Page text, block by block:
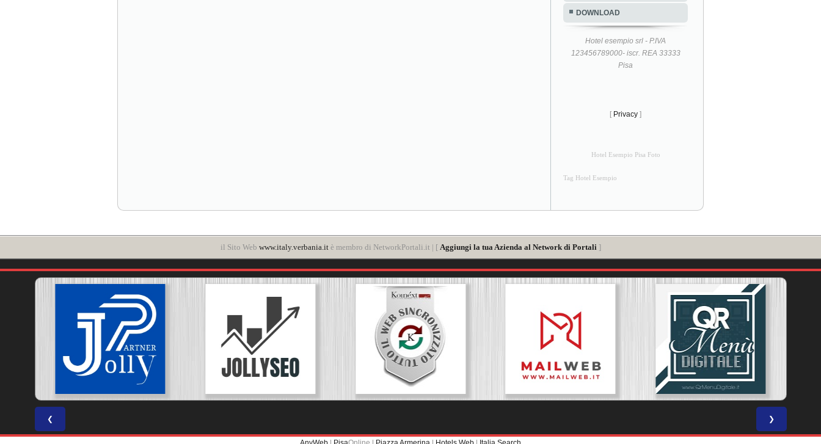
DOWNLOAD
Hotel esempio srl - P.IVA
123456789000- iscr. REA 33333
Pisa
[ Privacy ]
Hotel Esempio Pisa Foto
Tag Hotel Esempio
il Sito Web www.italy.verbania.itè membro di NetworkPortali.it | [ Aggiungi la tua Azienda al Network di Portali ]
❮ ❯